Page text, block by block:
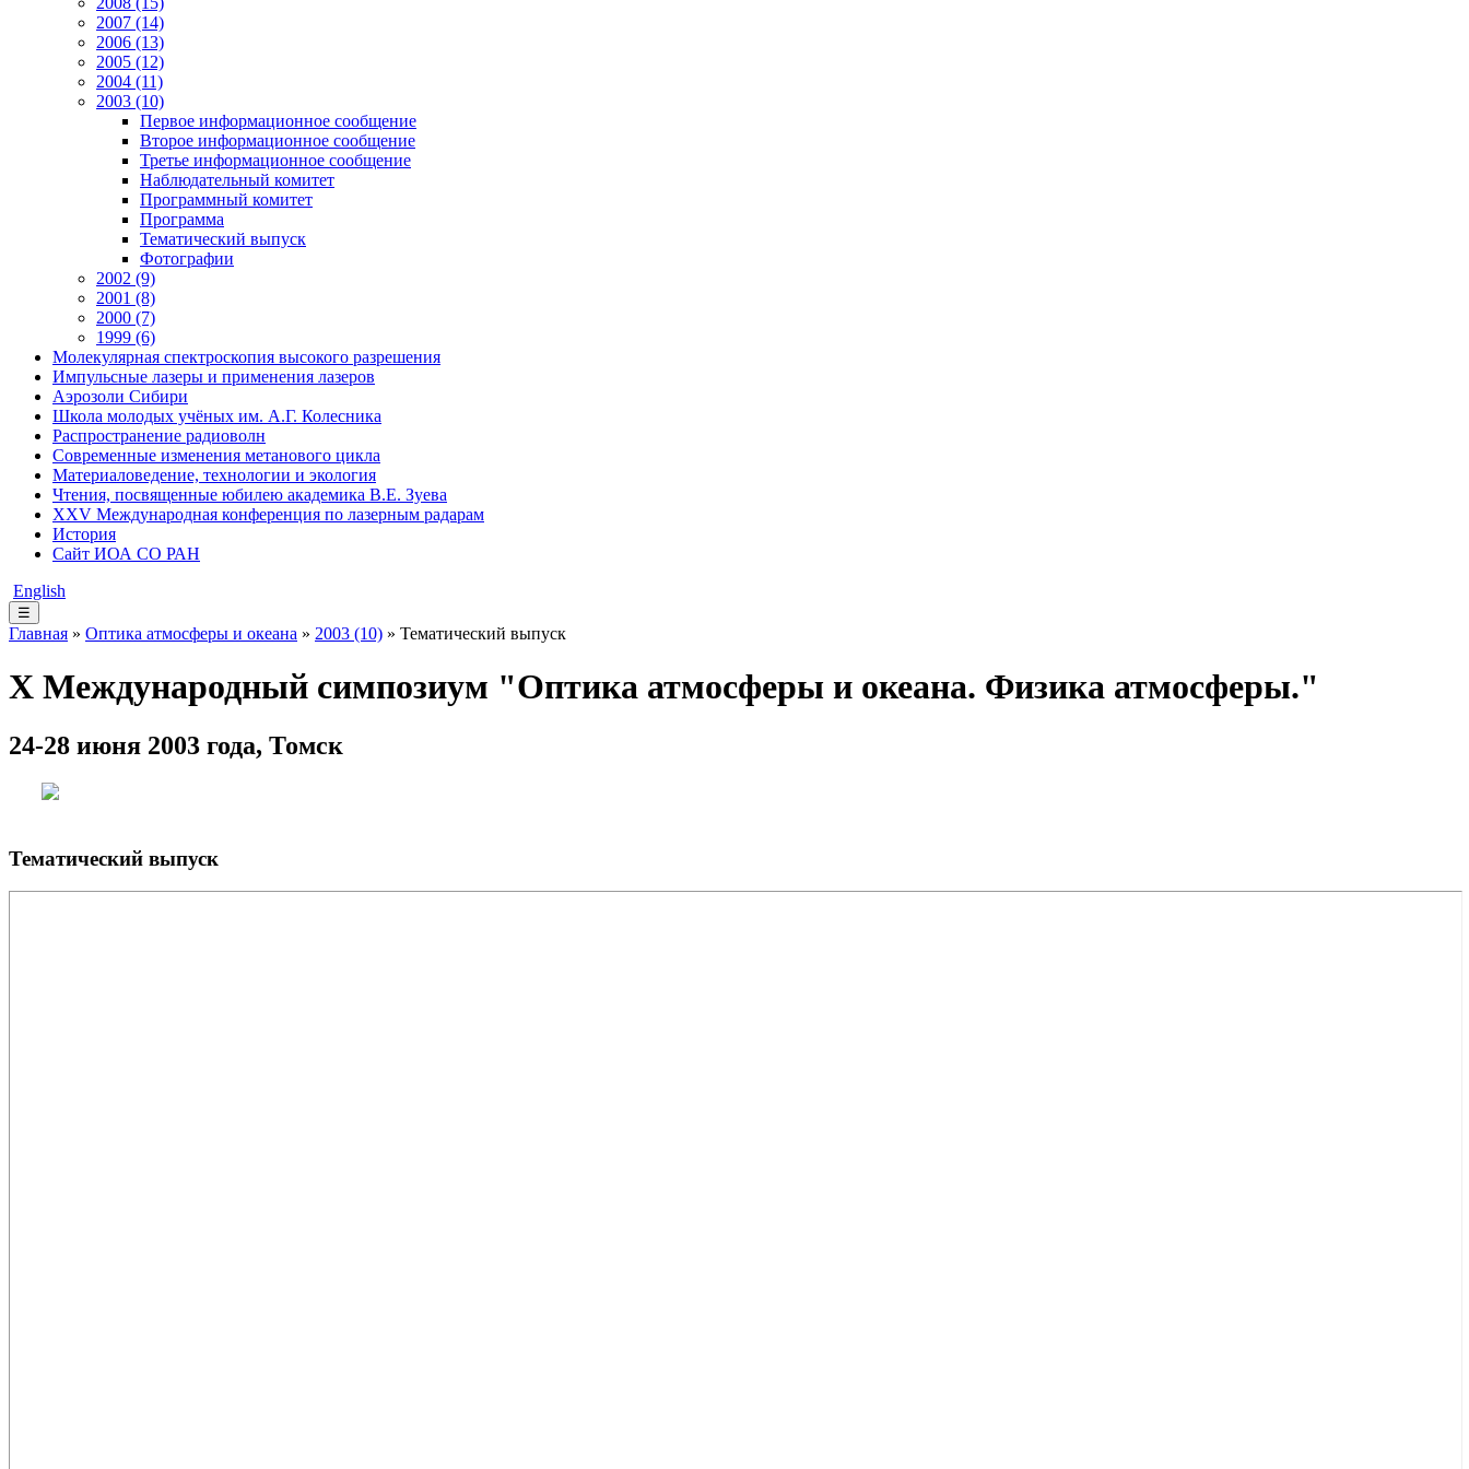
2007 (14)
2006 (13)
2005 (12)
2004 (11)
2003 (10)
Первое информационное сообщение
Второе информационное сообщение
Третье информационное сообщение
Наблюдательный комитет
Программный комитет
Программа
Тематический выпуск
Фотографии
2002 (9)
2001 (8)
2000 (7)
1999 (6)
Молекулярная спектроскопия высокого разрешения
Импульсные лазеры и применения лазеров
Аэрозоли Сибири
Школа молодых учёных им. А.Г. Колесника
Распространение радиоволн
Современные изменения метанового цикла
Материаловедение, технологии и экология
Чтения, посвященные юбилею академика В.Е. Зуева
XXV Международная конференция по лазерным радарам
История
Сайт ИОА СО РАН
English
☰
Главная » Оптика атмосферы и океана » 2003 (10) » Тематический выпуск
X Международный симпозиум "Оптика атмосферы и океана. Физика атмосферы."
24-28 июня 2003 года, Томск
Тематический выпуск